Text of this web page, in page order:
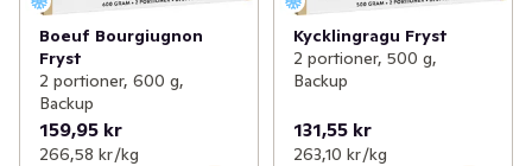
Boeuf Bourgiugnon
Fryst
2 portioner, 600 g,
Backup
159,95 kr
266,58 kr /kg
Kycklingragu Fryst
2 portioner, 500 g,
Backup
131,55 kr
263,10 kr /kg